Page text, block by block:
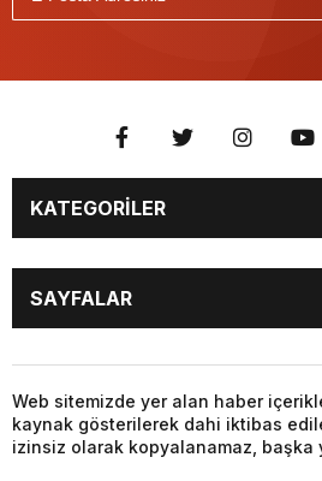
KATEGORİLER
GÜNDEM
DÜNYA
EKONOMİ
SAYFALAR
DÜNYA
EKONOMİ
Web sitemizde yer alan haber
kaynak gösterilerek dahi iktibas
izinsiz olarak kopyalanamaz, başka